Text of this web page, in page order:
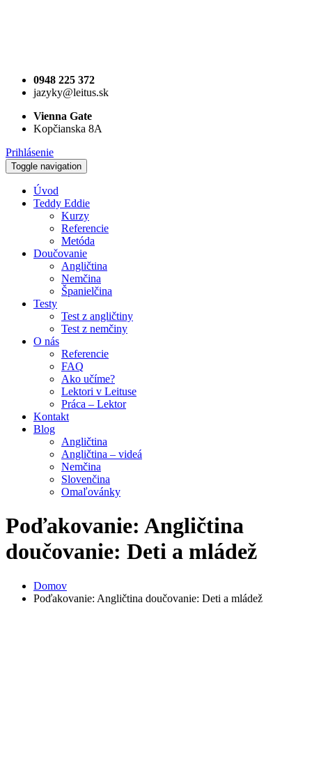
0948 225 372
jazyky@leitus.sk
Vienna Gate
Kopčianska 8A
Prihlásenie
Toggle navigation
Úvod
Teddy Eddie
Kurzy
Referencie
Metóda
Doučovanie
Angličtina
Nemčina
Španielčina
Testy
Test z angličtiny
Test z nemčiny
O nás
Referencie
FAQ
Ako učíme?
Lektori v Leituse
Práca – Lektor
Kontakt
Blog
Angličtina
Angličtina – videá
Nemčina
Slovenčina
Omaľovánky
Poďakovanie: Angličtina
doučovanie: Deti a mládež
Domov
Poďakovanie: Angličtina doučovanie: Deti a mládež